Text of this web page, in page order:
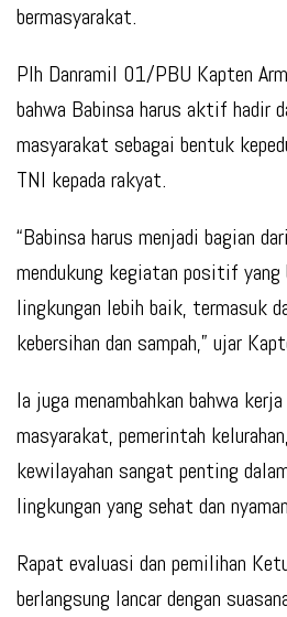
bermasyarakat.
Plh Danramil 01/PBU Kapten
bahwa Babinsa harus aktif hadir
masyarakat sebagai bentuk
TNI kepada rakyat.
“Babinsa harus menjadi bagian
mendukung kegiatan positif yang
lingkungan lebih baik, termasuk
kebersihan dan sampah,” ujar
Ia juga menambahkan bahwa
masyarakat, pemerintah
kewilayahan sangat penting
lingkungan yang sehat dan
Rapat evaluasi dan pemilihan
berlangsung lancar dengan